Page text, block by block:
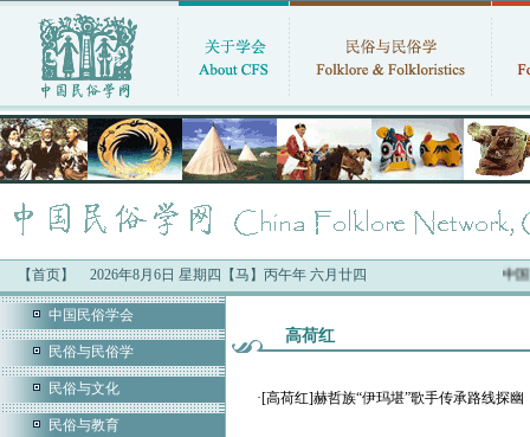
【首页】 2026年8月6日 星期四【马】丙午年 六月廿四 中国
中国民俗学会
民俗与民俗学
民俗与文化
民俗与教育
高荷红
·[高荷红]赫哲族“伊玛堪”歌手传承路线探幽